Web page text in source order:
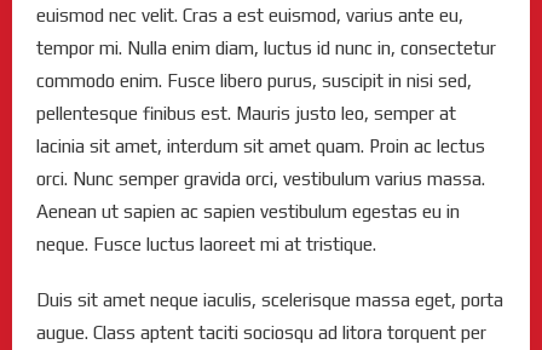
euismod nec velit. Cras a est euismod, varius ante eu,
tempor mi. Nulla enim diam, luctus id nunc in, consectetur
commodo enim. Fusce libero purus, suscipit in nisi sed,
pellentesque finibus est. Mauris justo leo, semper at
lacinia sit amet, interdum sit amet quam. Proin ac lectus
orci. Nunc semper gravida orci, vestibulum varius massa.
Aenean ut sapien ac sapien vestibulum egestas eu in
neque. Fusce luctus laoreet mi at tristique.
Duis sit amet neque iaculis, scelerisque massa eget, porta
augue. Class aptent taciti sociosqu ad litora torquent per